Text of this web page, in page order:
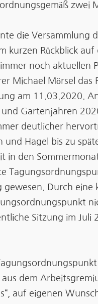
zwei
die Versammlung
kurzen Rückblick
noch aktuellen
Michael Mörsel das
am 11.03.2020.
Gartenjahren
deutlicher
und Hagel bis zu
in den
gewesen. Durch
Sitzung im Juli
dem
auf eigenen